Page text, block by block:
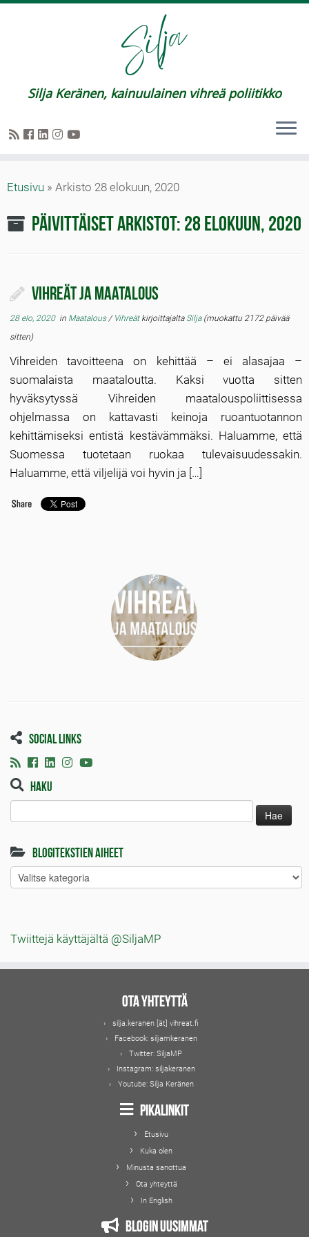
Silja Keränen, kainuulainen vihreä poliitikko
Etusivu » Arkisto 28 elokuun, 2020
Päivittäiset arkistot: 28 elokuun, 2020
Vihreät ja maatalous
28 elo, 2020in Maatalous/ Vihreät kirjoittajalta Silja(muokattu 2172 päivää
sitten)
Vihreiden tavoitteena on kehittää – ei alasajaa –
suomalaista maataloutta. Kaksi vuotta sitten
hyväksytyssä Vihreiden maatalouspoliittisessa
ohjelmassa on kattavasti keinoja ruoantuotannon
kehittämiseksi entistä kestävämmäksi. Haluamme, että
Suomessa tuotetaan ruokaa tulevaisuudessakin.
Haluamme, että viljelijä voi hyvin ja […]
Social links
Haku
Blogitekstien aiheet
Blogitekstien
aiheet
Twiittejä käyttäjältä @SiljaMP
Ota yhteyttä
silja.keranen [ät] vihreat.fi
Facebook: siljamkeranen
Twitter: SiljaMP
Instagram: siljakeranen
Youtube: Silja Keränen
Pikalinkit
Etusivu
Kuka olen
Minusta sanottua
Ota yhteyttä
In English
Blogin uusimmat